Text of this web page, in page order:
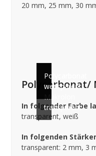
20 mm, 25 mm, 30
Polycarbonat
von
Makrolon
transparent
Polycarbonat
transparent
Polycarbonat
weiß
Polycarbonat/
In folgender Farbe
transparent, weiß
In folgenden
transparent: 2 mm, 3